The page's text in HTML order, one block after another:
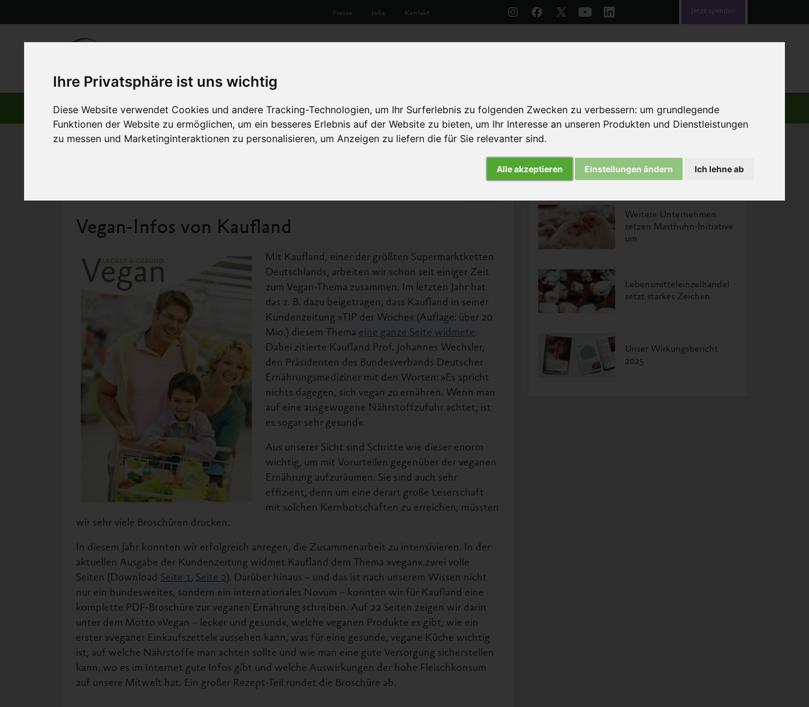
Ihre Privatsphäre ist uns wichtig
Diese Website verwendet Cookies und andere Tracking-Technologien, um Ihr Surferlebnis zu folgenden Zwecken zu verbessern: um grundlegende
Funktionen der Website zu ermöglichen, um ein besseres Erlebnis auf der Website zu bieten, um Ihr Interesse an unseren Produkten und Dienstleistungen
zu messen und Marketinginteraktionen zu personalisieren, um Anzeigen zu liefern die für Sie relevanter sind.
Alle akzeptieren Ich lehne ab
Einstellungen ändern
Presse Jobs Kontakt Jetzt spenden
AKTUELLE BEITRÄGE
Vegan-Infos von Kaufland
Mit Kaufland, einer der größten Supermarktketten
Deutschlands, arbeiten wir schon seit einiger Zeit
zum Vegan-Thema zusammen. Im letzten Jahr hat
das z. B. dazu beigetragen, dass Kaufland in seiner
Kundenzeitung »TIP der Woche« (Auflage: über 20
Mio.) diesem Thema eine ganze Seite widmete.
Dabei zitierte Kaufland Prof. Johannes Wechsler,
den Präsidenten des Bundesverbands Deutscher
Ernährungsmediziner mit den Worten: »Es spricht
nichts dagegen, sich vegan zu ernähren. Wenn man
auf eine ausgewogene Nährstoffzufuhr achtet, ist
es sogar sehr gesund«.
Aus unserer Sicht sind Schritte wie dieser enorm
wichtig, um mit Vorurteilen gegenüber der veganen
Ernährung aufzuräumen. Sie sind auch sehr
effizient, denn um eine derart große Leserschaft
mit solchen Kernbotschaften zu erreichen, müssten
wir sehr viele Broschüren drucken.
In diesem Jahr konnten wir erfolgreich anregen, die Zusammenarbeit zu intensivieren. In der
aktuellen Ausgabe der Kundenzeitung widmet Kaufland dem Thema »vegan« zwei volle
Seiten (Download Seite 1, Seite 2). Darüber hinaus – und das ist nach unserem Wissen nicht
nur ein bundesweites, sondern ein internationales Novum – konnten wir für Kaufland eine
komplette PDF-Broschüre zur veganen Ernährung schreiben. Auf 22 Seiten zeigen wir darin
unter dem Motto »Vegan – lecker und gesund«, welche veganen Produkte es gibt, wie ein
erster »veganer Einkaufszettel« aussehen kann, was für eine gesunde, vegane Küche wichtig
ist, auf welche Nährstoffe man achten sollte und wie man eine gute Versorgung sicherstellen
kann, wo es im Internet gute Infos gibt und welche Auswirkungen der hohe Fleischkonsum
auf unsere Mitwelt hat. Ein großer Rezept-Teil rundet die Broschüre ab.
Weitere Unternehmen
setzen Masthuhn-Initiative
um
Lebensmitteleinzelhandel
setzt starkes Zeichen
Unser Wirkungsbericht
2025